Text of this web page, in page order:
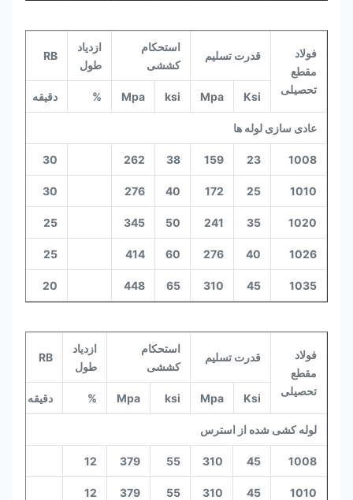
فولاد
مقطع
تحصیلی
قدرت تسلیم
استحکام
کششی
ازدیاد
طول
RB
Ksi
Mpa
ksi
Mpa
% دقیقه
عادی سازی لوله ها
1008
23
159
38
262
30
1010
25
172
40
276
30
1020
35
241
50
345
25
1026
40
276
60
414
25
1035
45
310
65
448
20
فولاد
مقطع
تحصیلی
قدرت تسلیم
استحکام
کششی
ازدیاد
طول
RB
Ksi
Mpa
ksi
Mpa
% دقیقه
لوله کشی شده از استرس
1008
45
310
55
379
12
1010
45
310
55
379
12